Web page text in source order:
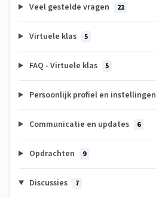
Veel gestelde vragen 21
Virtuele klas 5
FAQ - Virtuele klas 5
Persoonlijk profiel en instellingen
Communicatie en updates 6
Opdrachten 9
Discussies 7